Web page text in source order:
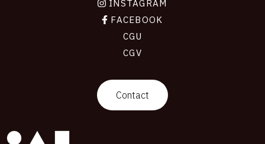
INSTAGRAM
FACEBOOK
CGU
CGV
Contact